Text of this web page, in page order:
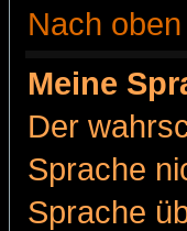
Nach oben
Meine
Der
Sprache
Sprache